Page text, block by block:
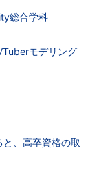
総合学科
モデリング
、高卒資格の取